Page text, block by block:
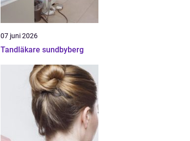
07 juni 2026
Tandläkare sundbyberg